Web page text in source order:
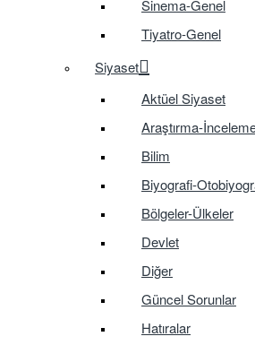
Sinema-Genel
Tiyatro-Genel
Siyaset
Aktüel Siyaset
Araştırma-
Bilim
Biyografi-
Bölgeler-Ülkeler
Devlet
Diğer
Güncel Sorunlar
Hatıralar